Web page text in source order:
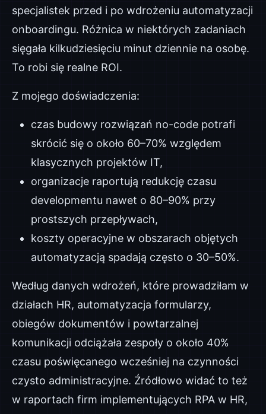
specjalistek przed i po wdrożeniu automatyzacji
onboardingu. Różnica w niektórych zadaniach
sięgała kilkudziesięciu minut dziennie na osobę.
To robi się realne ROI.
Z mojego doświadczenia:
czas budowy rozwiązań no-code potrafi
skrócić się o około 60–70% względem
klasycznych projektów IT,
organizacje raportują redukcję czasu
developmentu nawet o 80–90% przy
prostszych przepływach,
koszty operacyjne w obszarach objętych
automatyzacją spadają często o 30–50%.
Według danych wdrożeń, które prowadziłam w
działach HR, automatyzacja formularzy,
obiegów dokumentów i powtarzalnej
komunikacji odciążała zespoły o około 40%
czasu poświęcanego wcześniej na czynności
czysto administracyjne. Źródłowo widać to też
w raportach firm implementujących RPA w HR,